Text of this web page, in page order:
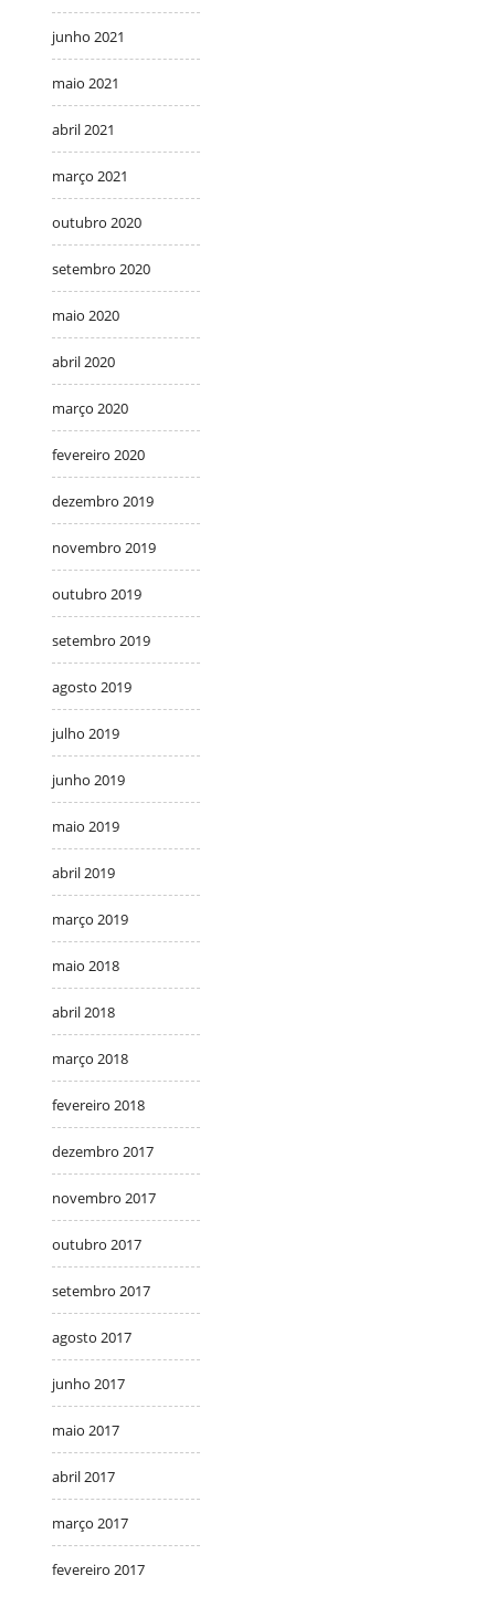
junho 2021
maio 2021
abril 2021
março 2021
outubro 2020
setembro 2020
maio 2020
abril 2020
março 2020
fevereiro 2020
dezembro 2019
novembro 2019
outubro 2019
setembro 2019
agosto 2019
julho 2019
junho 2019
maio 2019
abril 2019
março 2019
maio 2018
abril 2018
março 2018
fevereiro 2018
dezembro 2017
novembro 2017
outubro 2017
setembro 2017
agosto 2017
junho 2017
maio 2017
abril 2017
março 2017
fevereiro 2017